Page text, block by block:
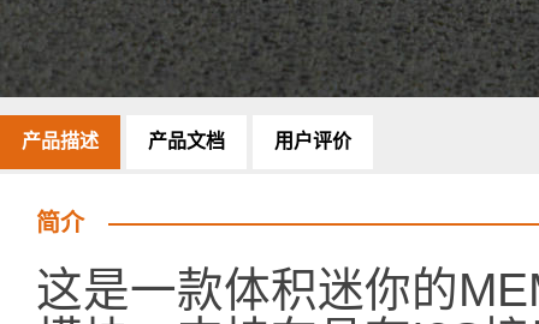
产品描述 产品文档 用户评价
简介
这是一款体积迷你的